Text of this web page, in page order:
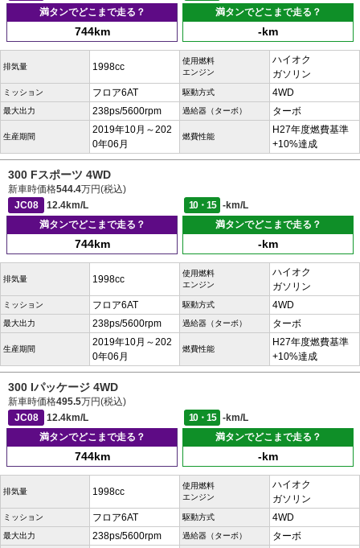
満タンでどこまで走る？
744km
満タンでどこまで走る？
-km
排気量 1998cc
使用燃料
エンジン
ハイオク
ガソリン
ミッション フロア6AT 駆動方式 4WD
最大出力 238ps/5600rpm 過給器（ターボ） ターボ
生産期間
2019年10月～202
0年06月
燃費性能
H27年度燃費基準
+10%達成
300 Fスポーツ 4WD
新車時価格544.4万円(税込)
JC08
12.4km/L 10・15
-km/L
満タンでどこまで走る？
744km
満タンでどこまで走る？
-km
排気量 1998cc
使用燃料
エンジン
ハイオク
ガソリン
ミッション フロア6AT 駆動方式 4WD
最大出力 238ps/5600rpm 過給器（ターボ） ターボ
生産期間
2019年10月～202
0年06月
燃費性能
H27年度燃費基準
+10%達成
300 Iパッケージ 4WD
新車時価格495.5万円(税込)
JC08
12.4km/L 10・15
-km/L
満タンでどこまで走る？
744km
満タンでどこまで走る？
-km
排気量 1998cc
使用燃料
エンジン
ハイオク
ガソリン
ミッション フロア6AT 駆動方式 4WD
最大出力 238ps/5600rpm 過給器（ターボ） ターボ